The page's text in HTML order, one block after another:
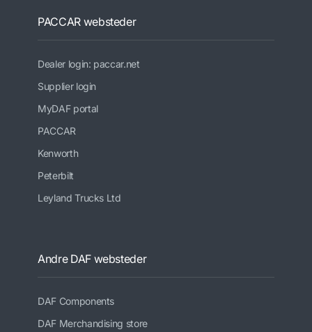
PACCAR websteder
Dealer login: paccar.net
Supplier login
MyDAF portal
PACCAR
Kenworth
Peterbilt
Leyland Trucks Ltd
Andre DAF websteder
DAF Components
DAF Merchandising store